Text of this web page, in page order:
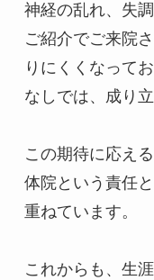
神経の乱れ、失
ご紹介でご来院
りにくくなって
なしでは、成り
この期待に応え
体院という責任
重ねています。
これからも、生